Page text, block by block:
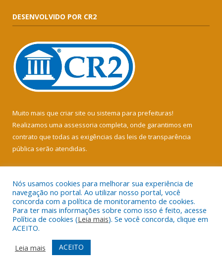
DESENVOLVIDO POR CR2
Muito mais que criar site ou sistema para prefeituras!
Realizamos uma assessoria completa, onde garantimos em
contrato que todas as exigências das leis de transparência
pública serão atendidas.
Todos os direitos reservados a Câmara Municipal de Soure.
Mapa do Site
Acessar Área Administrativa
Acessar Webmail
Nós usamos cookies para melhorar sua experiência de
navegação no portal. Ao utilizar nosso portal, você
concorda com a política de monitoramento de cookies.
Para ter mais informações sobre como isso é feito, acesse
Política de cookies (Leia mais). Se você concorda, clique em
ACEITO.
Leia mais
ACEITO